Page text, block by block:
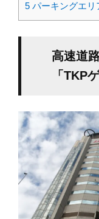
5 パーキングエリ
高速道
「TKP